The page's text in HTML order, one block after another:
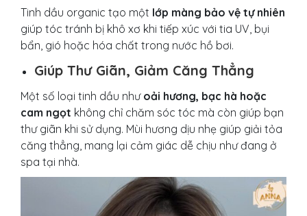
Tinh dầu organic tạo một lớp màng bảo vệ tự nhiên
giúp tóc tránh bị khô xơ khi tiếp xúc với tia UV, bụi
bẩn, gió hoặc hóa chất trong nước hồ bơi.
Giúp Thư Giãn, Giảm Căng Thẳng
Một số loại tinh dầu như oải hương, bạc hà hoặc
cam ngọt không chỉ chăm sóc tóc mà còn giúp bạn
thư giãn khi sử dụng. Mùi hương dịu nhẹ giúp giải tỏa
căng thẳng, mang lại cảm giác dễ chịu như đang ở
spa tại nhà.